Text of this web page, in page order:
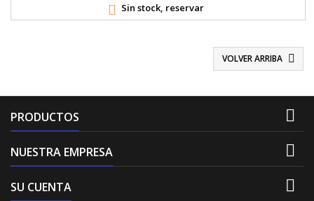
 Sin stock, reservar
VOLVER ARRIBA 
PRODUCTOS 
NUESTRA EMPRESA 
SU CUENTA 